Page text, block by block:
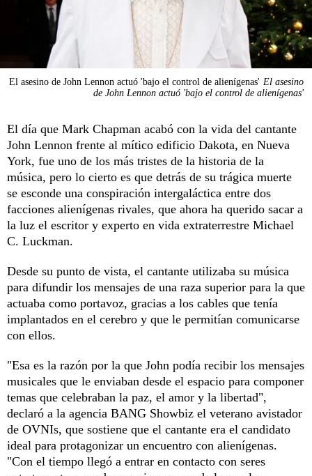
El asesino de John Lennon actuó 'bajo el control de alienígenas' El asesino
de John Lennon actuó 'bajo el control de alienígenas'
El día que Mark Chapman acabó con la vida del cantante
John Lennon frente al mítico edificio Dakota, en Nueva
York, fue uno de los más tristes de la historia de la
música, pero lo cierto es que detrás de su trágica muerte
se esconde una conspiración intergaláctica entre dos
facciones alienígenas rivales, que ahora ha querido sacar a
la luz el escritor y experto en vida extraterrestre Michael
C. Luckman.
Desde su punto de vista, el cantante utilizaba su música
para difundir los mensajes de una raza superior para la que
actuaba como portavoz, gracias a los cables que tenía
implantados en el cerebro y que le permitían comunicarse
con ellos.
"Esa es la razón por la que John podía recibir los mensajes
musicales que le enviaban desde el espacio para componer
temas que celebraban la paz, el amor y la libertad",
declaró a la agencia BANG Showbiz el veterano avistador
de OVNIs, que sostiene que el cantante era el candidato
ideal para protagonizar un encuentro con alienígenas.
"Con el tiempo llegó a entrar en contacto con seres